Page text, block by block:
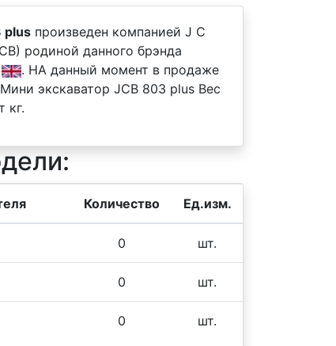
plus произведен компанией J C
родиной данного брэнда
. НА данный момент в продаже
экскаватор JCB 803 plus Вес
кг.
Количество Ед.изм.
0 шт.
0 шт.
0 шт.